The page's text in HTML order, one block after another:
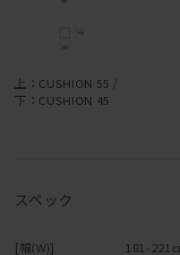
マニ ソファは、中身のクッ
上：CUSHION 55 /
下：CUSHION 45
スペック
[幅(W)]
181-